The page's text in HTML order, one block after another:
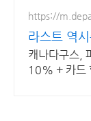
https://
라스트 역
캐나다구스,
10% + 카드